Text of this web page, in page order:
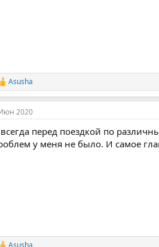
Аsusha
2020
перед поездкой по
у меня не было. И самое
Аsusha